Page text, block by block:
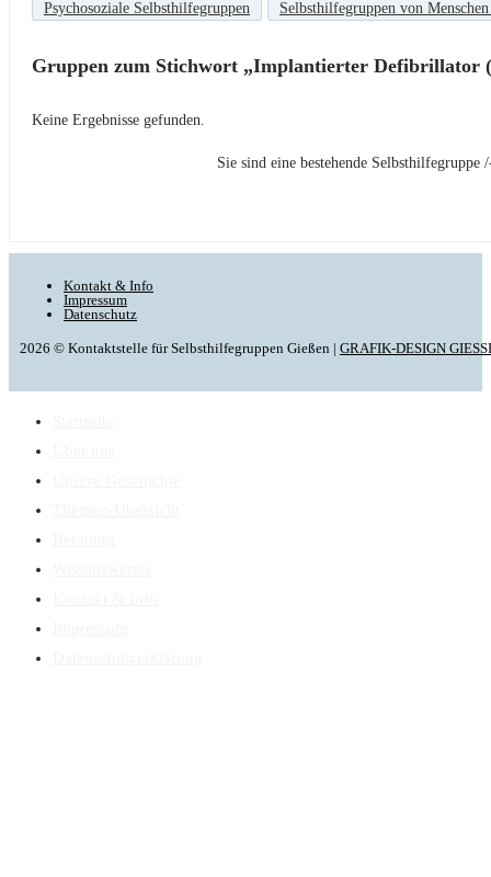
Psychosoziale Selbsthilfegruppen Selbsthilfegruppen von
Gruppen zum Stichwort „Implantierter Defibrillator
Keine Ergebnisse gefunden.
Sie sind eine bestehende
Kontakt & Info
Impressum
Datenschutz
2026 © Kontaktstelle für Selbsthilfegruppen Gießen | GRAFIK-DESIGN